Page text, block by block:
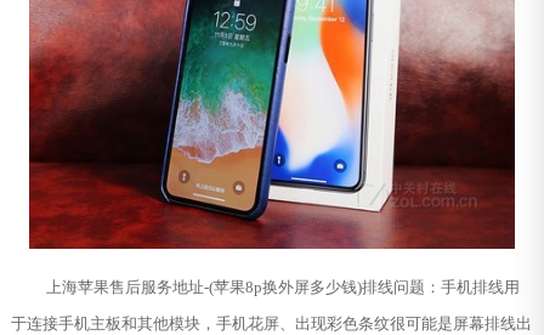
上海苹果售后服务地址-(苹果8p换外屏多少钱)排线问题：手机排线用
于连接手机主板和其他模块，手机花屏、出现彩色条纹很可能是屏幕排线出